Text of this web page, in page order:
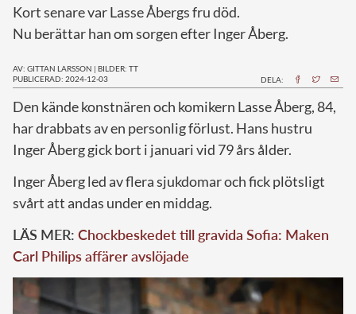
Monacos furstehus
Kort senare var Lasse Åbergs fru död.
Nu berättar han om sorgen efter Inger Åberg.
AV: GITTAN LARSSON | BILDER: TT
PUBLICERAD: 2024-12-03
DELA:
Den kände konstnären och komikern Lasse Åberg, 84,
har drabbats av en personlig förlust. Hans hustru
Inger Åberg gick bort i januari vid 79 års ålder.
Inger Åberg led av flera sjukdomar och fick plötsligt
svårt att andas under en middag.
LÄS MER: Chockbeskedet till gravida Sofia: Maken
Carl Philips affärer avslöjade